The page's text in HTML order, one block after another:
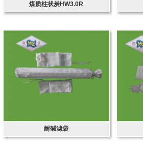
煤质柱状炭HW3.0R
耐碱滤袋